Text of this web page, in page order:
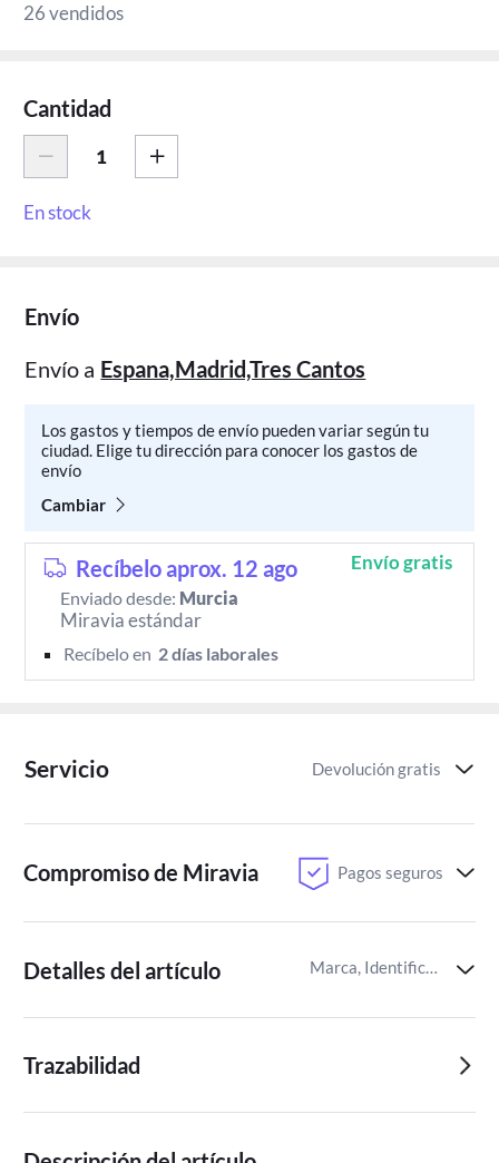
26 vendidos
Cantidad
En stock
Envío
Envío a Espana,Madrid,Tres Cantos
Los gastos y tiempos de envío pueden variar según tu
ciudad. Elige tu dirección para conocer los gastos de
envío
Cambiar
Recíbelo aprox. 12 ago Envío gratis
Enviado desde: Murcia
Miravia estándar
Recíbelo en 2 días laborales
Servicio Devolución gratis
Compromiso de Miravia Pagos seguros
Detalles del artículo Marca, Identificador del artículo de Miravia
Trazabilidad